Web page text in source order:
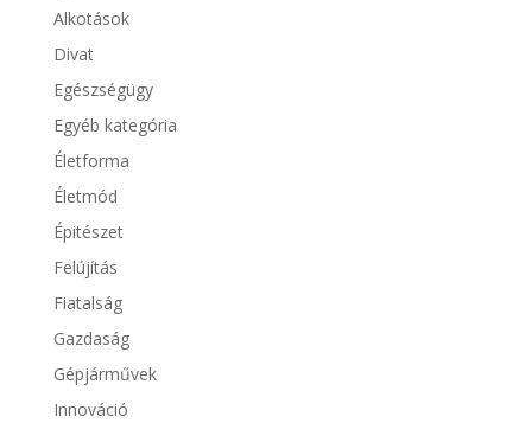
Alkotások
Divat
Egészségügy
Egyéb kategória
Életforma
Életmód
Épitészet
Felújítás
Fiatalság
Gazdaság
Gépjárművek
Innováció